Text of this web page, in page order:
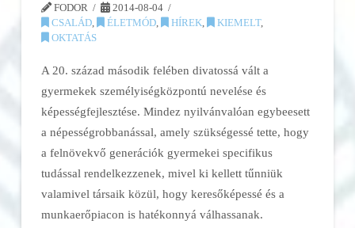
FODOR
2014-08-04
CSALÁD, ÉLETMÓD, HÍREK, KIEMELT,
OKTATÁS
A 20. század második felében divatossá vált a
gyermekek személyiségközpontú nevelése és
képességfejlesztése. Mindez nyilvánvalóan egybeesett
a népességrobbanással, amely szükségessé tette, hogy
a felnövekvő generációk gyermekei specifikus
tudással rendelkezzenek, mivel ki kellett tűnniük
valamivel társaik közül, hogy keresőképessé és a
munkaerőpiacon is hatékonnyá válhassanak.